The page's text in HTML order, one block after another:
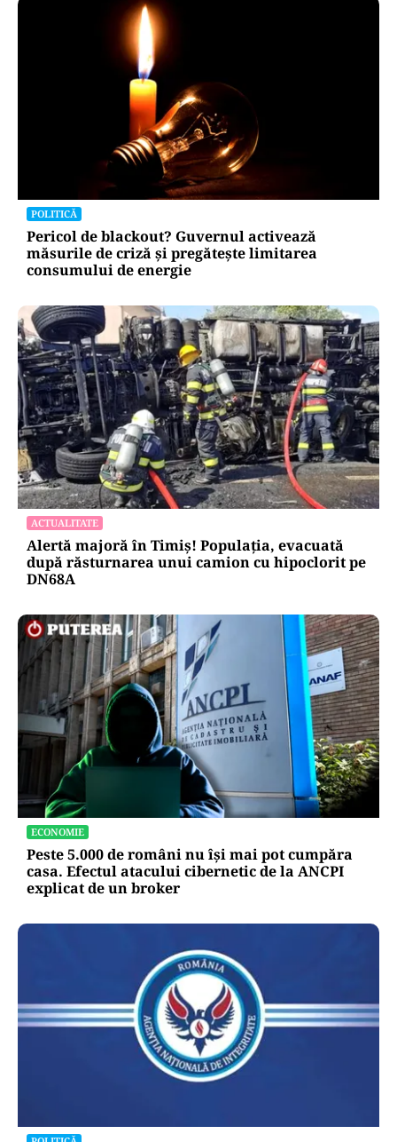
POLITICĂ
Pericol de blackout? Guvernul activează
măsurile de criză și pregătește limitarea
consumului de energie
ACTUALITATE
Alertă majoră în Timiș! Populația, evacuată
după răsturnarea unui camion cu hipoclorit pe
DN68A
ECONOMIE
Peste 5.000 de români nu își mai pot cumpăra
casa. Efectul atacului cibernetic de la ANCPI
explicat de un broker